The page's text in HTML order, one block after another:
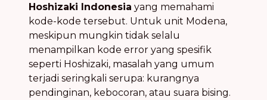
Hoshizaki Indonesia yang memahami
kode-kode tersebut. Untuk unit Modena,
meskipun mungkin tidak selalu
menampilkan kode error yang spesifik
seperti Hoshizaki, masalah yang umum
terjadi seringkali serupa: kurangnya
pendinginan, kebocoran, atau suara bising.